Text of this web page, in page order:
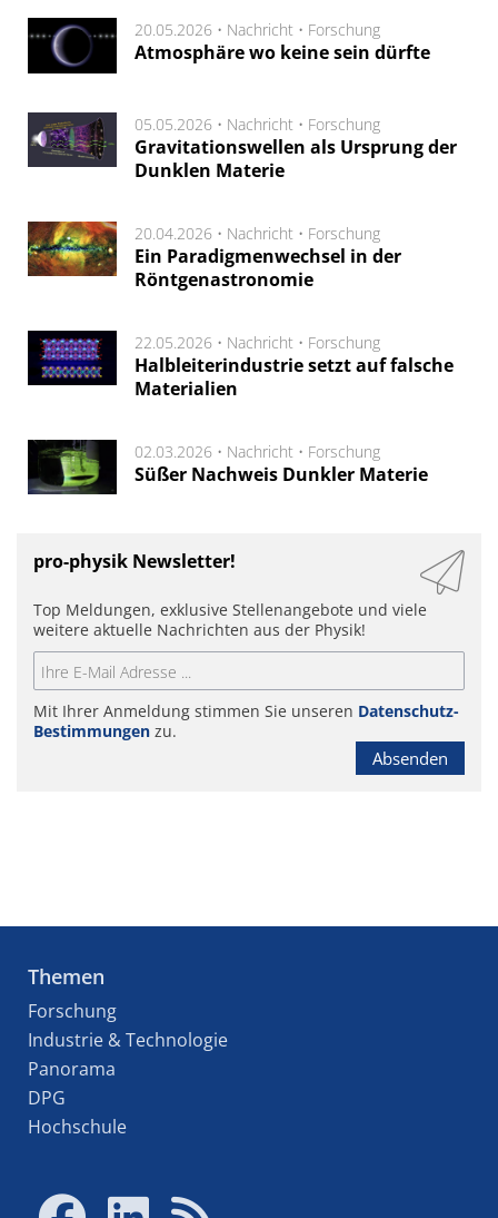
20.05.2026 • Nachricht • Forschung
Atmosphäre wo keine sein dürfte
05.05.2026 • Nachricht • Forschung
Gravitationswellen als Ursprung der
Dunklen Materie
20.04.2026 • Nachricht • Forschung
Ein Paradigmenwechsel in der
Röntgenastronomie
22.05.2026 • Nachricht • Forschung
Halbleiterindustrie setzt auf falsche
Materialien
02.03.2026 • Nachricht • Forschung
Süßer Nachweis Dunkler Materie
pro-physik Newsletter!
Top Meldungen, exklusive Stellenangebote und viele
weitere aktuelle Nachrichten aus der Physik!
Mit Ihrer Anmeldung stimmen Sie unseren Datenschutz-
Bestimmungen zu.
Absenden
Themen
Forschung
Industrie & Technologie
Panorama
DPG
Hochschule